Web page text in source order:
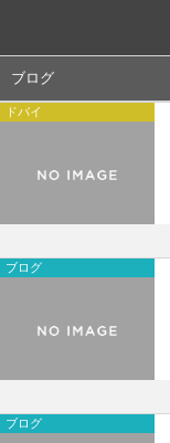
ブログ
ドバイ
ブログ
ブログ
未分類